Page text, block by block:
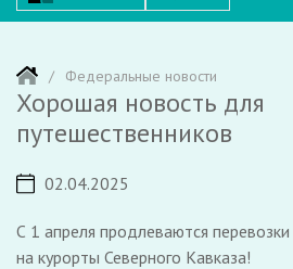
Федеральные новости
Хорошая новость для
путешественников
02.04.2025
С 1 апреля продлеваются
на курорты Северного Кавказа!